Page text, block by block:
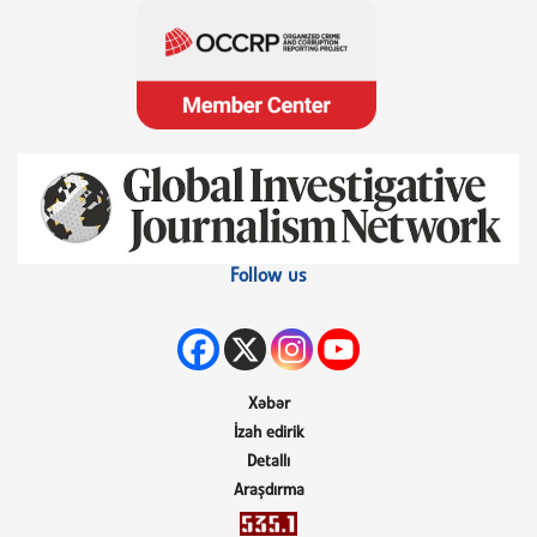
Follow us
Xəbər
İzah edirik
Detallı
Araşdırma